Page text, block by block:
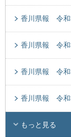
香川県報 令和
香川県報 令和
香川県報 令和
香川県報 令和
もっと見る